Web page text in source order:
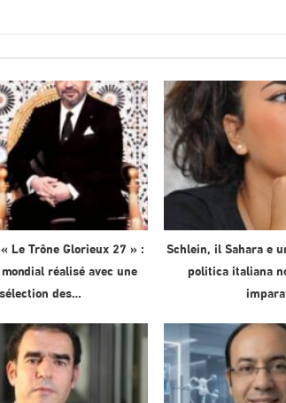
Le Trône Glorieux 27 » :
réalisé avec une
sélection des…
Schlein, il Sahara e
politica italiana